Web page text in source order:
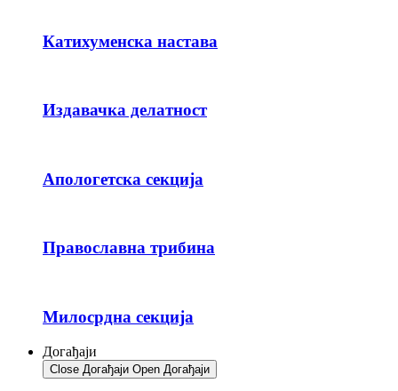
Катихуменска настава
Издавачка делатност
Апологетска секција
Православна трибина
Милосрдна секција
Догађаји
Close Догађаји Open Догађаји